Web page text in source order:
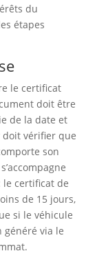
du
étapes
le certificat
doit être
de la date et
doit vérifier que
son
le certificat de
de 15 jours,
si le véhicule
généré via le